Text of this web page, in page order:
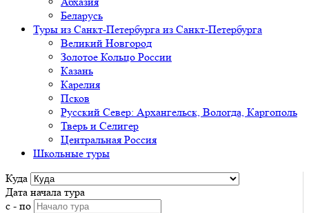
Беларусь
Туры из Санкт-Петербурга из Санкт-Петербурга
Великий Новгород
Золотое Кольцо России
Казань
Карелия
Псков
Русский Север: Архангельск, Вологда, Каргополь
Тверь и Селигер
Центральная Россия
Школьные туры
Куда
Дата начала тура
с - по